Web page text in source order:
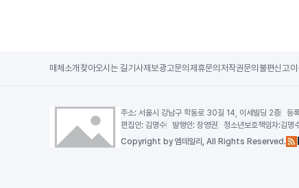
매체소개 찾아오시는 길기사제보광고문의 제휴문의 저작권문의 불편신고
주소:서울시 강남구 학동로 30길 14, 이세빌딩 2층 등
편집인: 김명수 발행인:장영권 청소년보호책임자:김명
Copyright by 엠데일리, All Rights Reserved.